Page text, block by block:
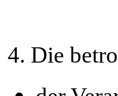
4. Die